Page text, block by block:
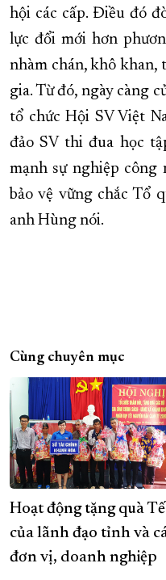
hội các cấp. Điều đó
lực đổi mới hơn
nhàm chán, khô khan,
gia. Từ đó, ngày càng
tổ chức Hội SV Việt
đảo SV thi đua học
mạnh sự nghiệp công
bảo vệ vững chắc Tổ
anh Hùng nói.
Cùng chuyên mục
Hoạt động tặng quà
của lãnh đạo tỉnh và
đơn vị, doanh nghiệp